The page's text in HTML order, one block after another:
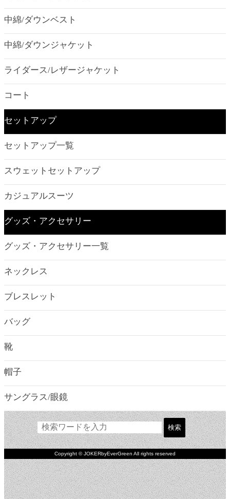
中綿/ダウンベスト
中綿/ダウンジャケット
ライダース/レザージャケット
コート
セットアップ
セットアップ一覧
スウェットセットアップ
カジュアルスーツ
グッズ・アクセサリー
グッズ・アクセサリー一覧
ネックレス
ブレスレット
バッグ
靴
帽子
サングラス/眼鏡